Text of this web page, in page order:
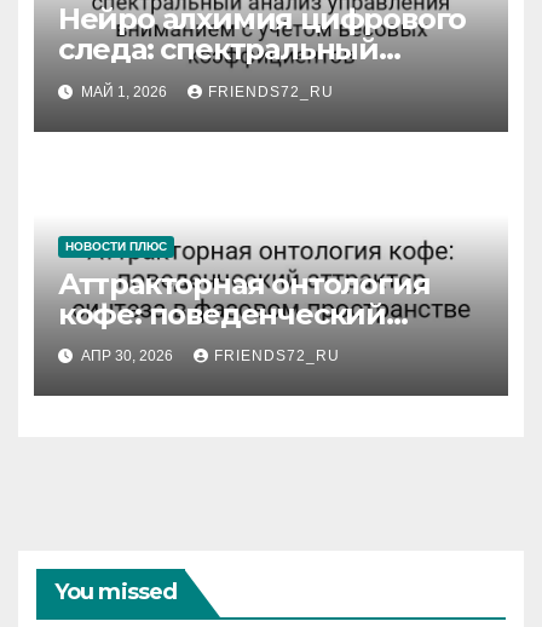
Нейро алхимия цифрового
следа: спектральный
анализ управления
вниманием с учётом
весовых коэффициентов
МАЙ 1, 2026 FRIENDS72_RU
НОВОСТИ ПЛЮС
Аттракторная онтология
кофе: поведенческий
аттрактор синтеза в
фазовом пространстве
АПР 30, 2026 FRIENDS72_RU
You missed